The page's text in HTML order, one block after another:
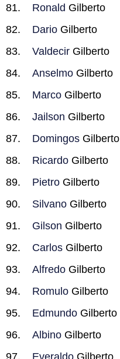
Ronald Gilberto
Dario Gilberto
Valdecir Gilberto
Anselmo Gilberto
Marco Gilberto
Jailson Gilberto
Domingos Gilberto
Ricardo Gilberto
Pietro Gilberto
Silvano Gilberto
Gilson Gilberto
Carlos Gilberto
Alfredo Gilberto
Romulo Gilberto
Edmundo Gilberto
Albino Gilberto
Everaldo Gilberto